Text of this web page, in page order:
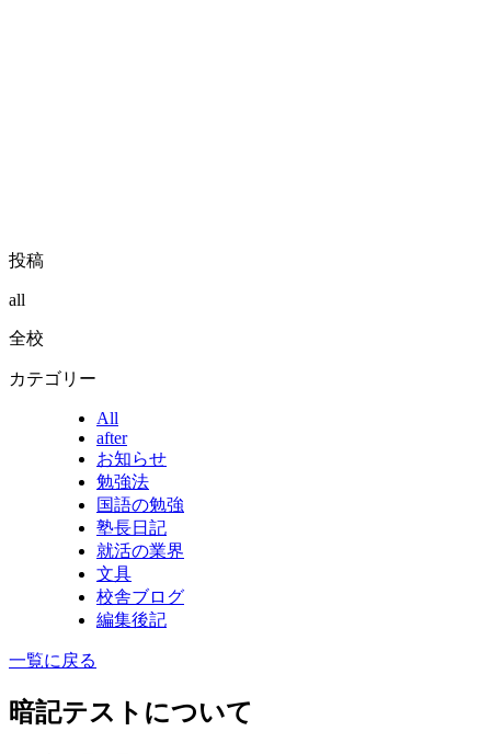
投稿
all
全校
カテゴリー
All
after
お知らせ
勉強法
国語の勉強
塾長日記
就活の業界
文具
校舎ブログ
編集後記
一覧に戻る
暗記テストについて